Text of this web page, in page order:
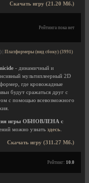
Скачать игру (21.20 Мб.)
Рейтинга пока нет
| Платформеры (вид сбоку) (3991)
- динамичный и
мультиплеерный 2D
где кровожадные
будут сражаться друг с
с помощью всевозможного
игры ОБНОВЛЕНА с
можно узнать здесь
Скачать игру (311.27 Мб.)
Рейтинг: 10.0